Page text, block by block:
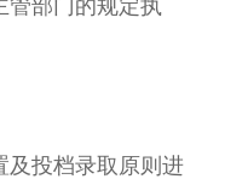
部门的规定执
及投档录取原则进